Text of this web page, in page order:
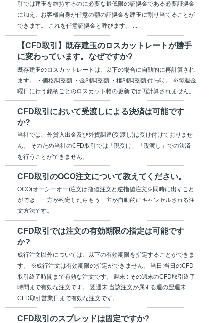
引では建玉を維持するのに必要な最低限の証拠金である必要証拠金
に加え、お客様自身が任意の額の証拠金を建玉に割り当てることが
できます。 これを任意証拠金と呼びます。 ...
【CFD取引】既存建玉のロスカットレートが勝手
に変わっています。なぜですか?
既存建玉のロスカットレートは、以下の場合に自動的に再計算され
ます。 ・価格調整額 ・金利調整額 ・権利調整額 付与時。 ※毎週金
曜日に行う銘柄ごとのロスカット幅の更新では再計算されません。
CFD取引において受渡しによる決済は可能です
か?
当社では、外貨入出金及び外貨調達(受渡し)は受け付けておりませ
ん。 そのため当社のCFD取引では「現受け」「現渡し」での決済
を行うことができません。
CFD取引のOCO注文について教えてください。
OCO(オーシーオー)注文は指値注文と逆指値注文を同時に出すこと
ができ、一方が約定したらもう一方が自動的にキャンセルされる注
文方法です。
CFD取引では注文の有効期限の指定は可能です
か?
成行注文以外については、以下の有効期限を指定することができま
す。 ※成行注文は有効期限の指定ができません。 当日:当日のCFD
取引終了時間まで有効な注文です。 週末 : その週末のCFD取引終了
時間まで有効な注文です。 翌週末:当該注文が属する週の翌週末
CFD取引営業日まで有効な注文です。
CFD取引のスプレッドは固定ですか?